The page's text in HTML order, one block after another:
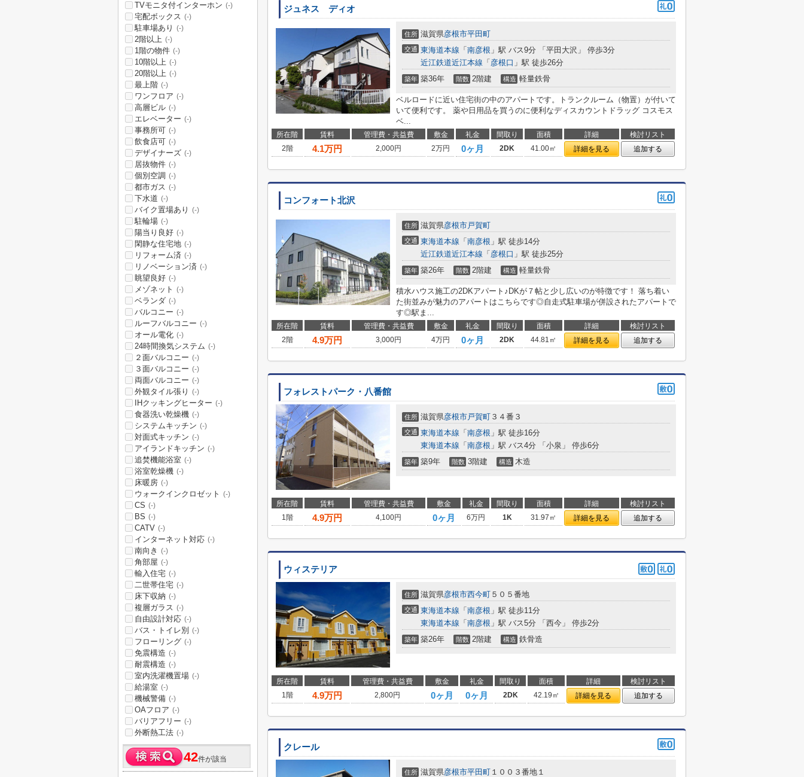
ジュネス ディオ
住所 滋賀県彦根市平田町
交通 東海道本線 「 南彦根 」駅 バス9分 「平田大沢」 停歩3分
近江鉄道近江本線 「 彦根口 」駅 徒歩26分
築年 築36年 階数 2階建 構造 軽量鉄骨
ベルロードに近い住宅街の中のアパートです。トランクルーム（物置）が付いて
いて便利です。 薬や日用品を買うのに便利なディスカウントドラッグ コスモス
ベ...
所在階 賃料 管理費・共益費 敷金 礼金 間取り 面積 詳細
検討リスト
2階
4.1万円 2,000円 2万円 0ヶ月 2DK 41.00㎡ 詳細を見る 追加する
コンフォート北沢
住所 滋賀県彦根市戸賀町
交通 東海道本線 「 南彦根 」駅 徒歩14分
近江鉄道近江本線 「 彦根口 」駅 徒歩25分
築年 築26年 階数 2階建 構造 軽量鉄骨
積水ハウス施工の2DKアパート♪DKが７帖と少し広いのが特徴です！ 落ち着い
た街並みが魅力のアパートはこちらです◎自走式駐車場が併設されたアパートで
す◎駅ま...
所在階 賃料 管理費・共益費 敷金 礼金 間取り 面積 詳細
検討リスト
2階
4.9万円 3,000円 4万円 0ヶ月 2DK 44.81㎡ 詳細を見る 追加する
フォレストパーク・八番館
住所 滋賀県彦根市戸賀町 ３４番３
交通 東海道本線 「 南彦根 」駅 徒歩16分
東海道本線 「 南彦根 」駅 バス4分 「小泉」 停歩6分
築年 築9年 階数 3階建 構造 木造
所在階 賃料 管理費・共益費 敷金 礼金 間取り 面積 詳細
検討リスト
1階
4.9万円 4,100円 0ヶ月 6万円 1K 31.97㎡ 詳細を見る 追加する
ウィステリア
住所 滋賀県彦根市西今町 ５０５番地
交通 東海道本線 「 南彦根 」駅 徒歩11分
東海道本線 「 南彦根 」駅 バス5分 「西今」 停歩2分
築年 築26年 階数 2階建 構造 鉄骨造
所在階 賃料 管理費・共益費 敷金 礼金 間取り 面積 詳細
検討リスト
1階
4.9万円 2,800円 0ヶ月 0ヶ月 2DK 42.19㎡ 詳細を見る 追加する
クレール
住所 滋賀県彦根市平田町 １００３番地１
TVモニタ付インターホン (-)
宅配ボックス (-)
駐車場あり (-)
2階以上 (-)
1階の物件 (-)
10階以上 (-)
20階以上 (-)
最上階 (-)
ワンフロア (-)
高層ビル (-)
エレベーター (-)
事務所可 (-)
飲食店可 (-)
デザイナーズ (-)
居抜物件 (-)
個別空調 (-)
都市ガス (-)
下水道 (-)
バイク置場あり (-)
駐輪場 (-)
陽当り良好 (-)
閑静な住宅地 (-)
リフォーム済 (-)
リノベーション済 (-)
眺望良好 (-)
メゾネット (-)
ベランダ (-)
バルコニー (-)
ルーフバルコニー (-)
オール電化 (-)
24時間換気システム (-)
２面バルコニー (-)
３面バルコニー (-)
両面バルコニー (-)
外観タイル張り (-)
IHクッキングヒーター (-)
食器洗い乾燥機 (-)
システムキッチン (-)
対面式キッチン (-)
アイランドキッチン (-)
追焚機能浴室 (-)
浴室乾燥機 (-)
床暖房 (-)
ウォークインクロゼット (-)
CS (-)
BS (-)
CATV (-)
インターネット対応 (-)
南向き (-)
角部屋 (-)
輸入住宅 (-)
二世帯住宅 (-)
床下収納 (-)
複層ガラス (-)
自由設計対応 (-)
バス・トイレ別 (-)
フローリング (-)
免震構造 (-)
耐震構造 (-)
室内洗濯機置場 (-)
給湯室 (-)
機械警備 (-)
OAフロア (-)
バリアフリー (-)
外断熱工法 (-)
42件が該当